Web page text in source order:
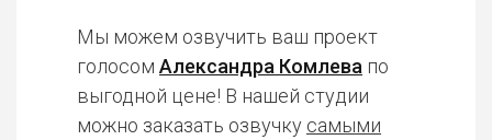
Мы можем озвучить ваш проект
голосом Александра Комлева по
выгодной цене! В нашей студии
можно заказать озвучку самыми